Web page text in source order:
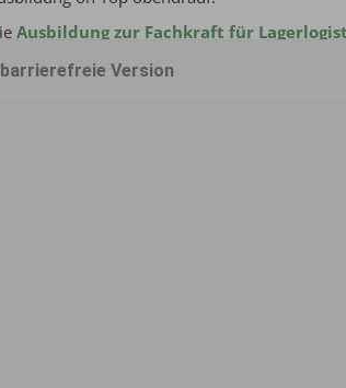
barrierefreie Version